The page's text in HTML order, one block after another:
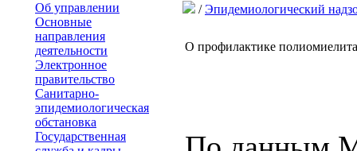
Об управлении
Основные
направления
деятельности
Электронное
правительство
Санитарно-
эпидемиологическая
обстановка
Государственная
/Эпидемиологический
О профилактике полиомиелита